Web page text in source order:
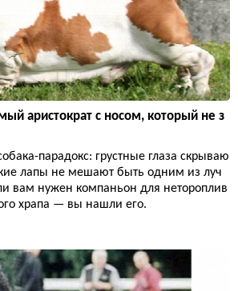
аристократ с носом, который не з
парадокс: грустные глаза скрываю
лапы не мешают быть одним из луч
вам нужен компаньон для нетороплив
храпа — вы нашли его.